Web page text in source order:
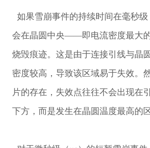
如果雪崩事件的持续时间在毫秒级
会在晶圆中央——即电流密度最大
烧毁痕迹。这是由于连接引线与晶
密度较高，导致该区域易于失效。
片的存在，失效点往往不会出现在
下方，而是发生在晶圆温度最高的区